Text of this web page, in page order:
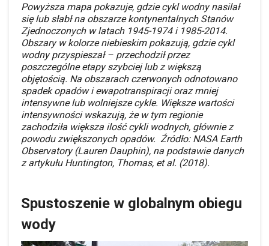
Powyższa mapa pokazuje, gdzie cykl wodny nasilał
się lub słabł na obszarze kontynentalnych Stanów
Zjednoczonych w latach 1945-1974 i 1985-2014.
Obszary w kolorze niebieskim pokazują, gdzie cykl
wodny przyspieszał – przechodził przez
poszczególne etapy szybciej lub z większą
objętością. Na obszarach czerwonych odnotowano
spadek opadów i ewapotranspiracji oraz mniej
intensywne lub wolniejsze cykle. Większe wartości
intensywności wskazują, że w tym regionie
zachodziła większa ilość cykli wodnych, głównie z
powodu zwiększonych opadów. Źródło: NASA Earth
Observatory (Lauren Dauphin), na podstawie danych
z artykułu Huntington, Thomas, et al. (2018).
Spustoszenie w globalnym obiegu
wody